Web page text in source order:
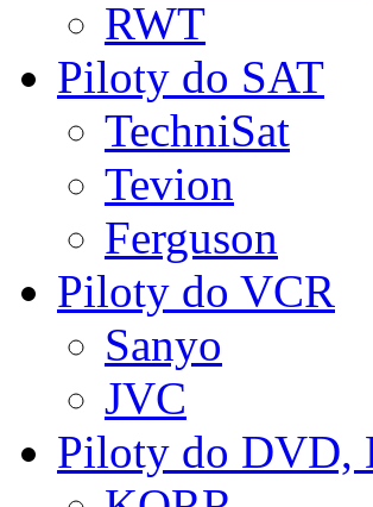
RWT
Piloty do SAT
TechniSat
Tevion
Ferguson
Piloty do VCR
Sanyo
JVC
Piloty do DVD,